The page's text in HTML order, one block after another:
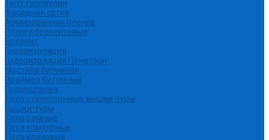
Тент тарпаулин
Фасадная сетка
Армированная пленка
Пологи брезентовые
Брезент
Гидроизоляция
Гидроизоляция Пенетрон
Мастика битумная
Праймер битумный
Гидрошпонка
Леса строительные, вышки-туры
Вышки-туры
Леса рамные
Леса хомутовые
Леса клиновые